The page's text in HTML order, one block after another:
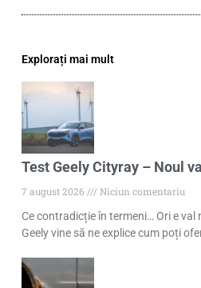
Explorați mai mult
Test Geely Cityray – Noul
7 august 2026
Niciun comentariu
Ce contradicție în termeni… Ori e val
Geely vine să ne explice cum poți